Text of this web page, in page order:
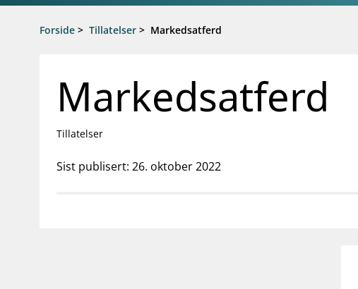
Gå til hovedinnhold
Gå til søkesiden
Forside > Tillatelser > Markedsatferd
Markedsatferd
Tillatelser
Sist publisert: 26. oktober 2022